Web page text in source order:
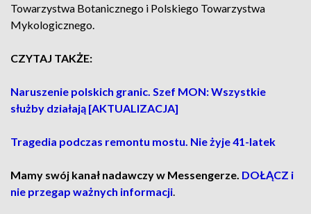
Towarzystwa Botanicznego i Polskiego Towarzystwa
Mykologicznego.
CZYTAJ TAKŻE:
Naruszenie polskich granic. Szef MON: Wszystkie
służby działają [AKTUALIZACJA]
Tragedia podczas remontu mostu. Nie żyje 41-latek
Mamy swój kanał nadawczy w Messengerze. DOŁĄCZ i
nie przegap ważnych informacji